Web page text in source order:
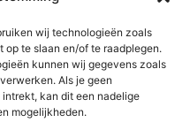
wij technologieën zoals
op te slaan en/of te raadplegen.
kunnen wij gegevens zoals
Als je geen
kan dit een nadelige
mogelijkheden.